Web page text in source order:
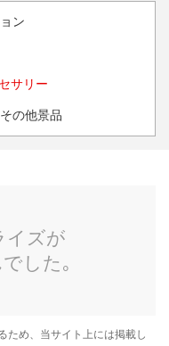
ン
サリー
その他景品